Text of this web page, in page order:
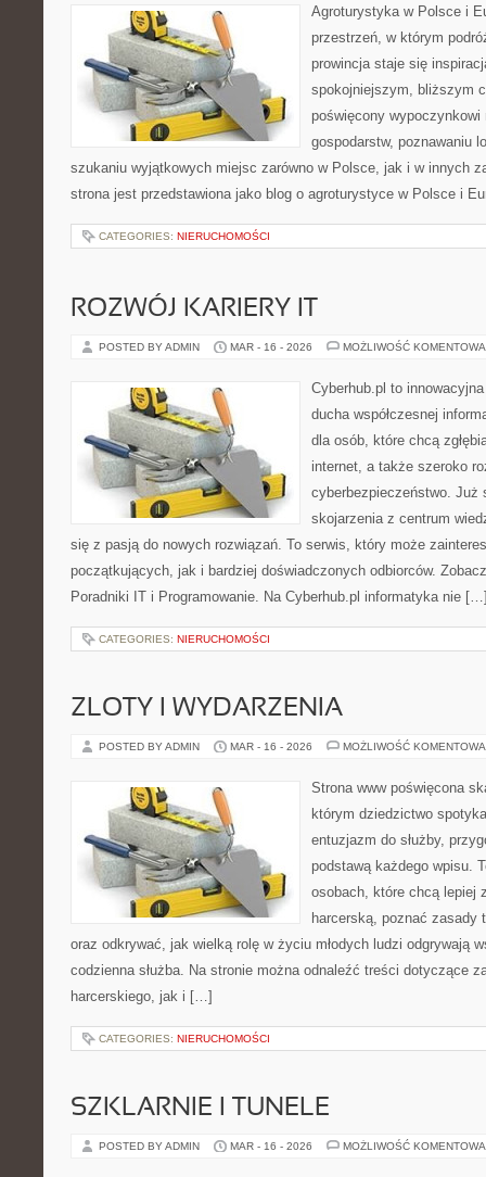
Agroturystyka w Polsce i
przestrzeń, w którym
prowincja staje się
spokojniejszym, bliższym
poświęcony wypoczynkowi
gospodarstw, poznawaniu
szukaniu wyjątkowych miejsc zarówno w Polsce, jak i w innych
strona jest przedstawiona jako blog o agroturystyce w Polsce i
CATEGORIES: NIERUCHOMOŚCI
ROZWÓJ KARIERY IT
POSTED BY ADMIN MAR - 16 - 2026 MOŻLIWOŚĆ
Cyberhub.pl to
ducha współczesnej
dla osób, które chcą
internet, a także szeroko
cyberbezpieczeństwo. Już
skojarzenia z centrum
się z pasją do nowych rozwiązań. To serwis, który może
początkujących, jak i bardziej doświadczonych odbiorców.
Poradniki IT i Programowanie. Na Cyberhub.pl informatyka nie
CATEGORIES: NIERUCHOMOŚCI
ZLOTY I WYDARZENIA
POSTED BY ADMIN MAR - 16 - 2026 MOŻLIWOŚĆ
Strona www poświęcona
którym dziedzictwo
entuzjazm do służby,
podstawą każdego wpisu.
osobach, które chcą lepiej
harcerską, poznać zasady
oraz odkrywać, jak wielką rolę w życiu młodych ludzi odgrywają
codzienna służba. Na stronie można odnaleźć treści dotyczące
harcerskiego, jak i […]
CATEGORIES: NIERUCHOMOŚCI
SZKLARNIE I TUNELE
POSTED BY ADMIN MAR - 16 - 2026 MOŻLIWOŚĆ